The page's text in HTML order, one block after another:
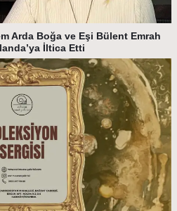
Arda Boğa ve Eşi Bülent Emrah
İltica Etti